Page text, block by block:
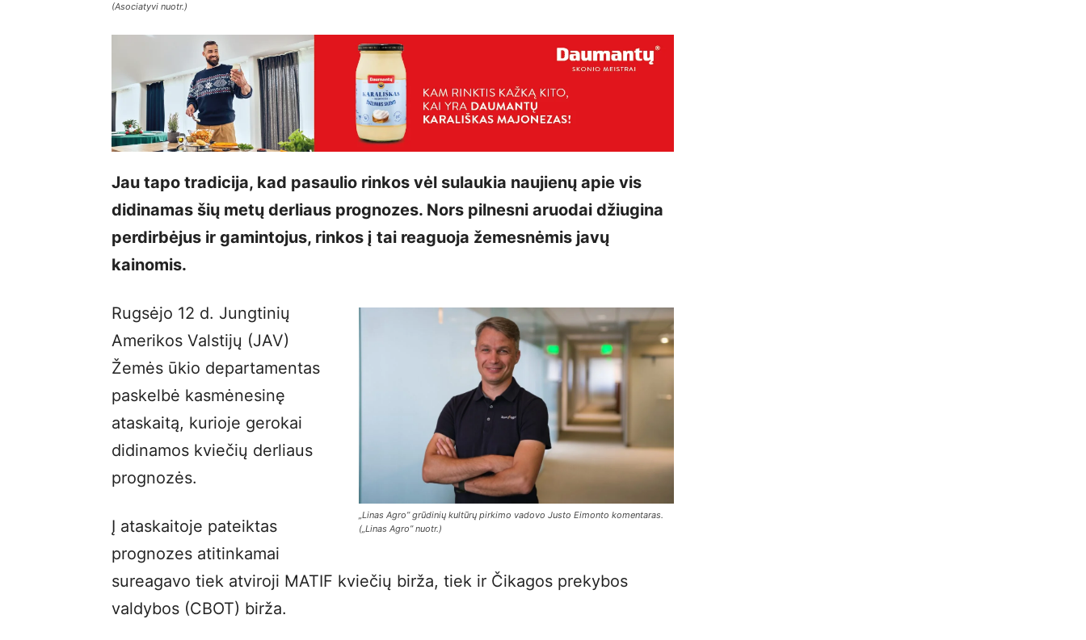
(Asociatyvi nuotr.)
Jau tapo tradicija, kad pasaulio rinkos vėl sulaukia naujienų apie vis
didinamas šių metų derliaus prognozes. Nors pilnesni aruodai džiugina
perdirbėjus ir gamintojus, rinkos į tai reaguoja žemesnėmis javų
kainomis.
„Linas Agro” grūdinių kultūrų pirkimo vadovo Justo Eimonto komentaras.
(„Linas Agro” nuotr.)
Rugsėjo 12 d. Jungtinių
Amerikos Valstijų (JAV)
Žemės ūkio departamentas
paskelbė kasmėnesinę
ataskaitą, kurioje gerokai
didinamos kviečių derliaus
prognozės.
Į ataskaitoje pateiktas
prognozes atitinkamai
sureagavo tiek atviroji MATIF kviečių birža, tiek ir Čikagos prekybos
valdybos (CBOT) birža.